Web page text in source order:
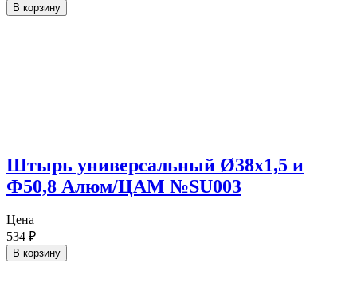
В корзину
Штырь универсальный Ø38х1,5 и
Ф50,8 Алюм/ЦАМ №SU003
Цена
534 ₽
В корзину